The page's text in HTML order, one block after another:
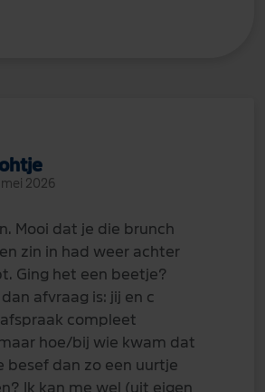
mei 2026
. Mooi dat je die brunch
zin in had weer achter
Ging het een beetje?
afvraag is: jij en c
compleet
hoe/bij wie kwam dat
besef dan zo een uurtje
Ik kan me wel (uit eigen